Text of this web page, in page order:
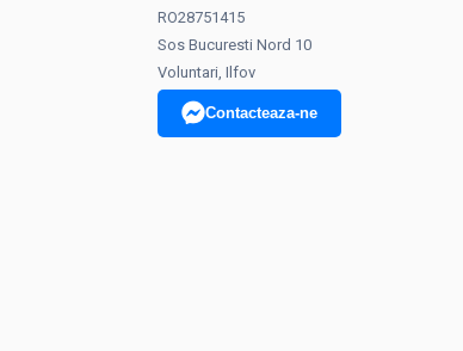
RO28751415
Sos Bucuresti Nord 10
Voluntari, Ilfov
Contacteaza-ne